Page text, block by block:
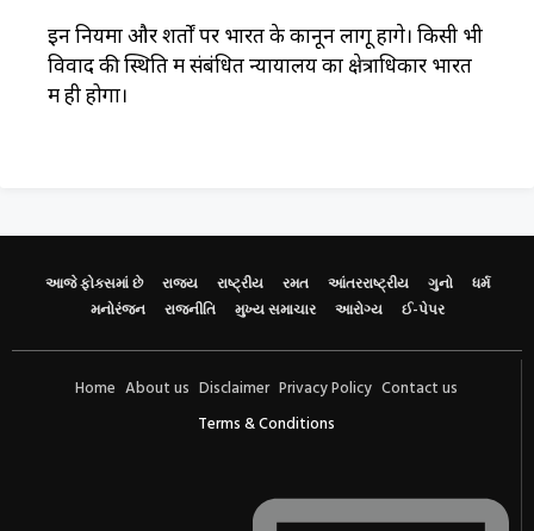
इन नियमों और शर्तों पर भारत के कानून लागू होंगे। किसी भी
विवाद की स्थिति में संबंधित न्यायालय का क्षेत्राधिकार भारत
में ही होगा।
આજે ફોકસમાં છે રાજ્ય રાષ્ટ્રીય રમત આંતરરાષ્ટ્રીય ગુનો
ધર્મ
મનોરંજન
રાજનીતિ મુખ્ય સમાચાર આરોગ્ય ઈ-પેપર
Home About us Disclaimer Privacy Policy Contact us
Terms & Conditions